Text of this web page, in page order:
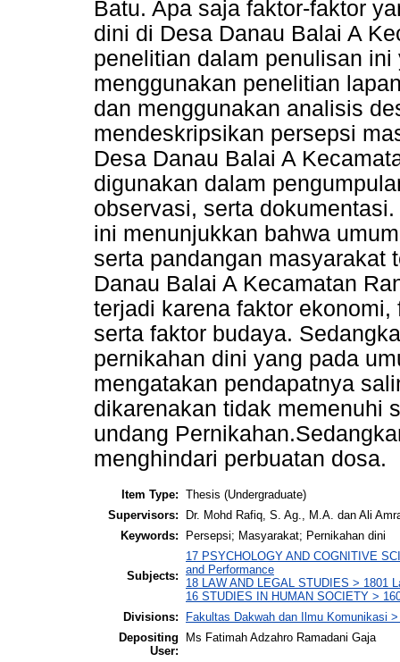
Batu. Apa saja faktor-faktor
dini di Desa Danau Balai A
penelitian dalam penulisan
menggunakan penelitian
dan menggunakan analisis
mendeskripsikan persepsi
Desa Danau Balai A
digunakan dalam
observasi, serta
ini menunjukkan bahwa
serta pandangan masyarakat
Danau Balai A Kecamatan
terjadi karena faktor
serta faktor budaya.
pernikahan dini yang pada
mengatakan pendapatnya
dikarenakan tidak memenuhi
undang
menghindari perbuatan dosa.
Item Type: Thesis (Undergraduate)
Supervisors:
Dr. Mohd Rafiq, S. Ag., M.A. dan Ali
Keywords:
Persepsi; Masyarakat; Pernikahan dini
Subjects:
17 PSYCHOLOGY AND COGNITIVE
and Performance
18 LAW AND LEGAL STUDIES > 1801
16 STUDIES IN HUMAN SOCIETY >
Divisions:
Fakultas Dakwah dan Ilmu Komunikasi
Depositing
User:
Ms Fatimah Adzahro Ramadani Gaja